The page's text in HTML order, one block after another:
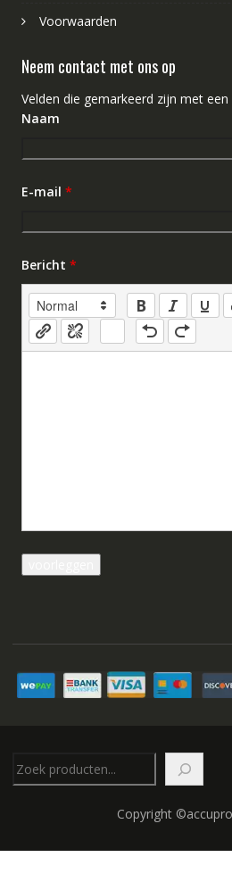
Voorwaarden
Neem contact met ons op
Velden die gemarkeerd zijn met een
Naam
E-mail *
Bericht *
Copyright